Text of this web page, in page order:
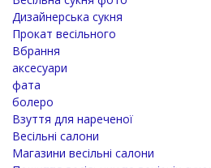
Дизайнерська сукня
Прокат весільного
Вбрання
аксесуари
фата
болеро
Взуття для нареченої
Весільні салони
Магазини весільні салони